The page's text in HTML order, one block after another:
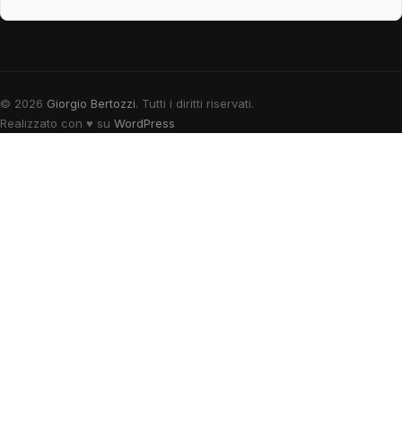
© 2026 Giorgio Bertozzi. Tutti i diritti riservati.
Realizzato con ♥ su WordPress